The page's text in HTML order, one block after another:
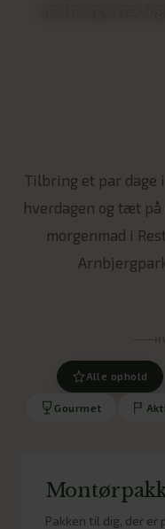
Tilbring et par dage
hverdagen og tæt
morgenmad i
Alle ophold
Gourmet
Pakken til dig, der er